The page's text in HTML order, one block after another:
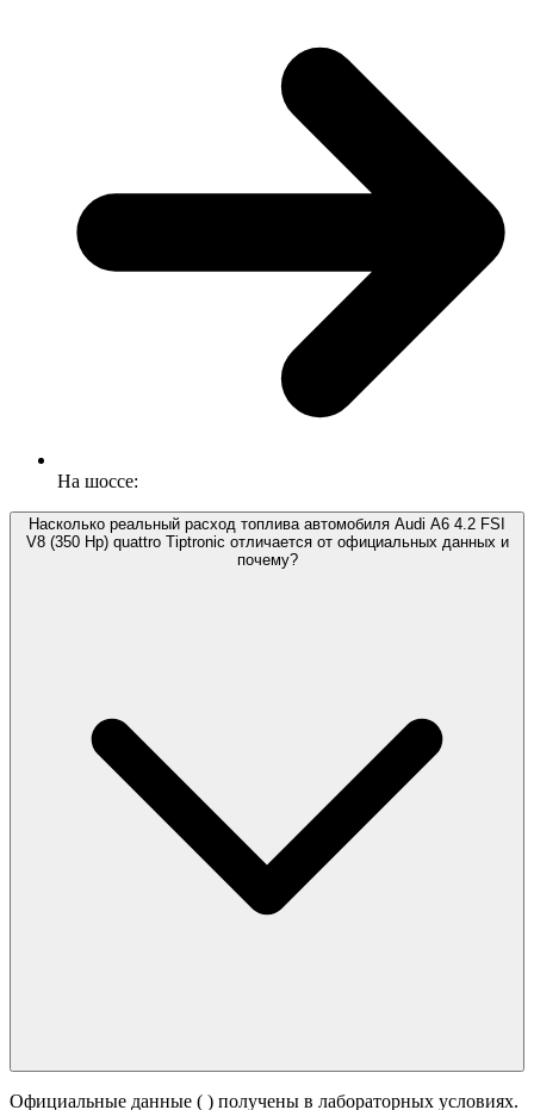
На шоссе:
Насколько реальный расход топлива автомобиля Audi A6 4.2 FSI
V8 (350 Hp) quattro Tiptronic отличается от официальных данных и
почему?
Официальные данные ( ) получены в лабораторных условиях.